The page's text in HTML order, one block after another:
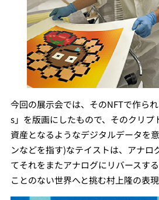
今回の展示会では、そのNFTで作ら
s」を版画にしたもので、そのクリプ
資産となるようなデジタルデータを
ンなどを指す)なテイストは、アナロ
てそれをまたアナログにリバースす
ことのない世界へと挑む村上隆の表